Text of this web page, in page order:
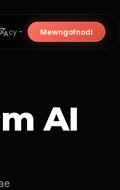
cy Mewngofnodi
AI